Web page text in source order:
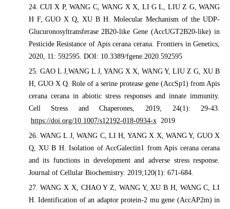
24. CUI X P, WANG C, WANG X X, LI G L, LIU Z G, WANG
H F, GUO X Q, XU B H. Molecular Mechanism of the UDP-
Glucuronosyltransferase 2B20-like Gene (AccUGT2B20-like) in
Pesticide Resistance of Apis cerana cerana. Frontiers in Genetics,
2020, 11: 592595. DOI: 10.3389/fgene.2020.592595
25. GAO L J,WANG L J, YANG X X, WANG Y, LIU Z G, XU B
H, GUO X Q. Role of a serine protease gene (AccSp1) from Apis
cerana cerana in abiotic stress responses and innate immunity.
Cell Stress and Chaperones, 2019, 24(1): 29-43.
https://doi.org/10.1007/s12192-018-0934-x2019
26. WANG L J, WANG C, LI H, YANG X X, WANG Y, GUO X
Q, XU B H. Isolation of AccGalectin1 from Apis cerana cerana
and its functions in development and adverse stress response.
Journal of Cellular Biochemistry. 2019;120(1): 671-684.
27. WANG X X, CHAO Y Z, WANG Y, XU B H, WANG C, LI
H. Identification of an adaptor protein-2 mu gene (AccAP2m) in